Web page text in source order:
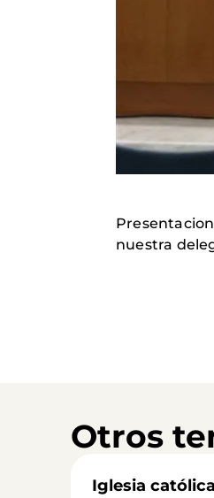
nuestra
Otros
Iglesia católica